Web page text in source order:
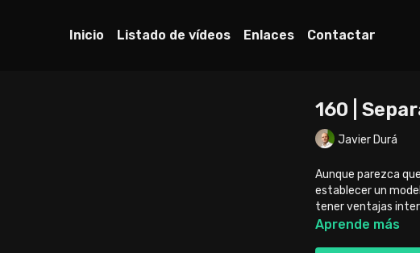
Inicio Listado de vídeos Enlaces Contactar
160 |
Javier Durá
Aunque parezca
establecer un
tener ventajas
Aprende más